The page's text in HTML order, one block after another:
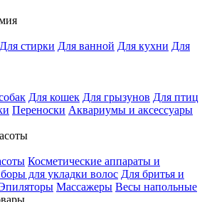
Для стирки Для ванной Для кухни Для
Для кошек Для грызунов Для птиц
Переноски Аквариумы и аксессуары
Косметические аппараты и
для укладки волос Для бритья и
Массажеры Весы напольные